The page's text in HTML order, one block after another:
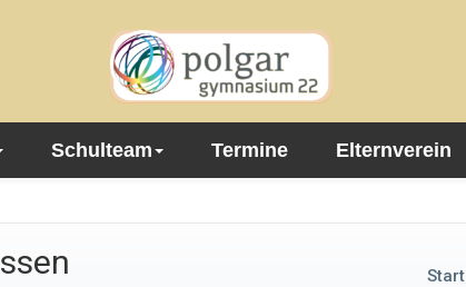
Schulteam Termine Elternverein
Start